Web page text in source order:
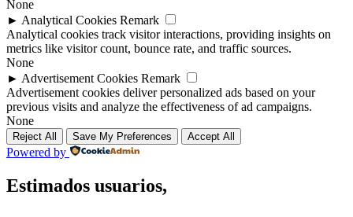
None
► Analytical Cookies Remark
Analytical cookies track visitor interactions, providing insights on
metrics like visitor count, bounce rate, and traffic sources.
None
► Advertisement Cookies Remark
Advertisement cookies deliver personalized ads based on your
previous visits and analyze the effectiveness of ad campaigns.
None
Reject All Save My Preferences Accept All
Powered by
Estimados usuarios,